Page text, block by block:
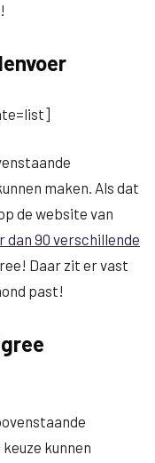
maken. Als dat
de website van
dan 90 verschillende
Daar zit er vast
past!
kunnen